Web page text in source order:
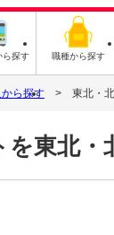
ら探す 職種から探す
ら探す 東北・
東北